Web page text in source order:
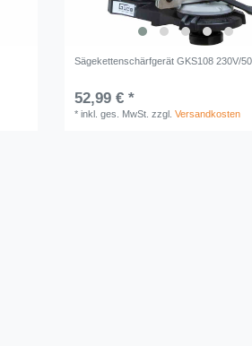
Sägekettenschärfgerät GKS108 230V/
52,99 € *
*inkl. ges. MwSt. zzgl.Versandkosten